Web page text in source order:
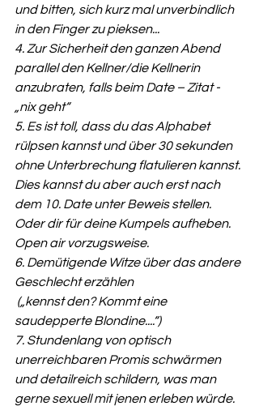
und bitten, sich kurz mal unverbindlich
in den Finger zu pieksen...
4. Zur Sicherheit den ganzen Abend
parallel den Kellner/die Kellnerin
anzubraten, falls beim Date – Zitat -
„nix geht“
5. Es ist toll, dass du das Alphabet
rülpsen kannst und über 30 sekunden
ohne Unterbrechung flatulieren kannst.
Dies kannst du aber auch erst nach
dem 10. Date unter Beweis stellen.
Oder dir für deine Kumpels aufheben.
Open air vorzugsweise.
6. Demütigende Witze über das andere
Geschlecht erzählen
saudepperte Blondine....“)
7. Stundenlang von optisch
unerreichbaren Promis schwärmen
und detailreich schildern, was man
gerne sexuell mit jenen erleben würde.